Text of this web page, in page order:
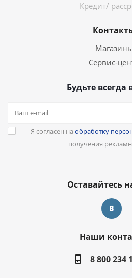
Кредит/
Сервис-
Будьте всегда
Я согласен на обработку
получения
Оставайтесь
Наши
8 800 234